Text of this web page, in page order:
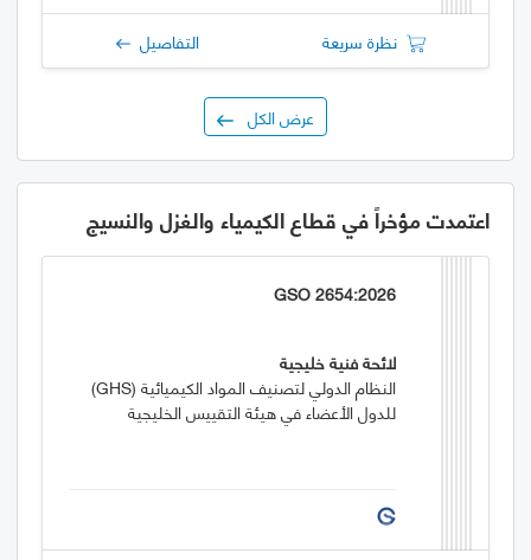
نظرة سريعة التفاصيل
عرض الكل
اعتمدت مؤخراً في قطاع الكيمياء والغزل والنسيج
GSO 2654:2026
لائحة فنية خليجية
النظام الدولي لتصنيف المواد الكيميائية (GHS)
للدول الأعضاء في هيئة التقييس الخليجية